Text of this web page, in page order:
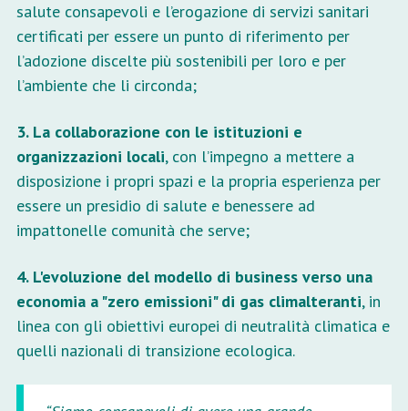
salute consapevoli e l’erogazione di servizi sanitari
certificati per essere un punto di riferimento per
l’adozione discelte più sostenibili per loro e per
l’ambiente che li circonda;
3. La collaborazione con le istituzioni e
organizzazioni locali, con l’impegno a mettere a
disposizione i propri spazi e la propria esperienza per
essere un presidio di salute e benessere ad
impattonelle comunità che serve;
4. L'evoluzione del modello di business verso una
economia a "zero emissioni" di gas climalteranti, in
linea con gli obiettivi europei di neutralità climatica e
quelli nazionali di transizione ecologica.